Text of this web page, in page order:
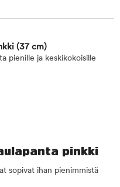
(37 cm)
pienille ja keskikokoisille
pinkki
sopivat ihan pienimmistä